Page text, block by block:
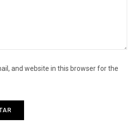
and website in this browser for the